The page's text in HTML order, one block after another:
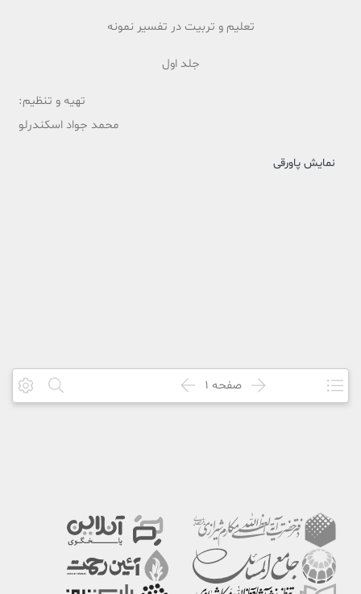
تعلیم و تربیت در تفسیر نمونه
جلد اول
تهیه و تنظیم:
محمد جواد اسکندرلو
نمایش پاورقی
صفحه 1